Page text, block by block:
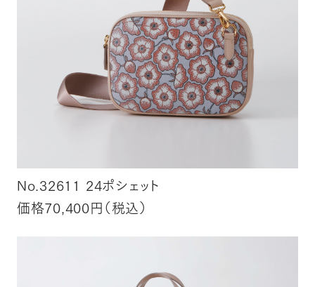
No.32611 24ポシェット
価格70,400円（税込）